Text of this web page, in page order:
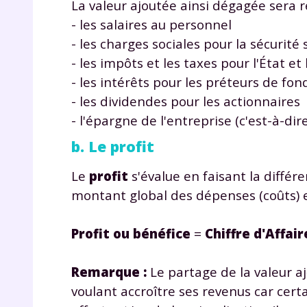
La valeur ajoutée ainsi dégagée sera
- les salaires au personnel
- les charges sociales pour la sécurité
- les impôts et les taxes pour l'État et
- les intérêts pour les préteurs de
- les dividendes pour les actionnaires
- l'épargne de l'entreprise (c'est-à-
b. Le profit
Le profit s'évalue en faisant la
montant global des dépenses
Profit ou bénéfice = Chiffre
Remarque : Le partage de la valeur
voulant accroître ses revenus car
vos
Votre